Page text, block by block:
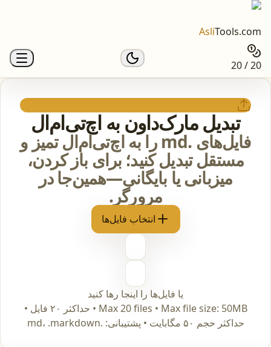
AsliTools.com
20 / 20
تبدیل مارک‌داون به اچ‌تی‌ام‌ال
فایل‌های .md را به اچ‌تی‌ام‌ال تمیز و
مستقل تبدیل کنید؛ برای باز کردن،
میزبانی یا بایگانی—همین‌جا در
مرورگر.
انتخاب فایل‌ها
یا فایل‌ها را اینجا رها کنید
Max 20 files • Max file size: 50MB • حداکثر ۲۰ فایل •
حداکثر حجم ۵۰ مگابایت • پشتیبانی: .md، .markdown